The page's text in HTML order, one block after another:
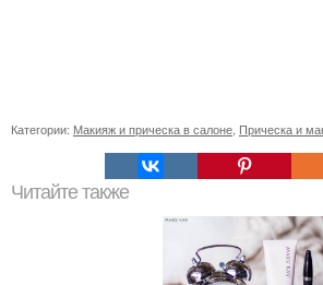
Категории: Макияж и прическа в салоне Прическа и
Читайте также